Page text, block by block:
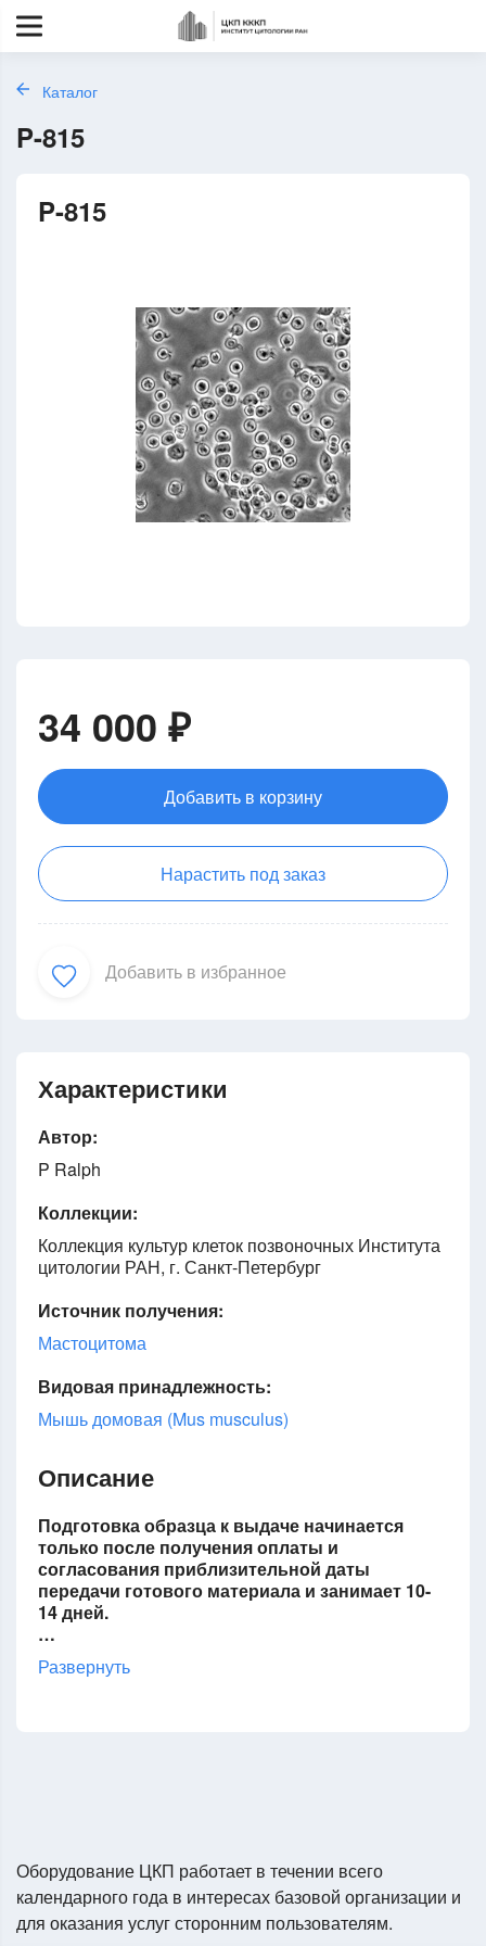
Каталог
P-815
P-815
34 000 ₽
Добавить в корзину
Нарастить под заказ
Добавить в избранное
Характеристики
Автор:
P Ralph
Коллекции:
Коллекция культур клеток позвоночных Института
цитологии РАН, г. Санкт-Петербург
Источник получения:
Мастоцитома
Видовая принадлежность:
Мышь домовая (Mus musculus)
Описание
Подготовка образца к выдаче начинается
только после получения оплаты и
согласования приблизительной даты
передачи готового материала и занимает 10-
14 дней.
…
Развернуть
Оборудование ЦКП работает в течении всего
календарного года в интересах базовой организации и
для оказания услуг сторонним пользователям.